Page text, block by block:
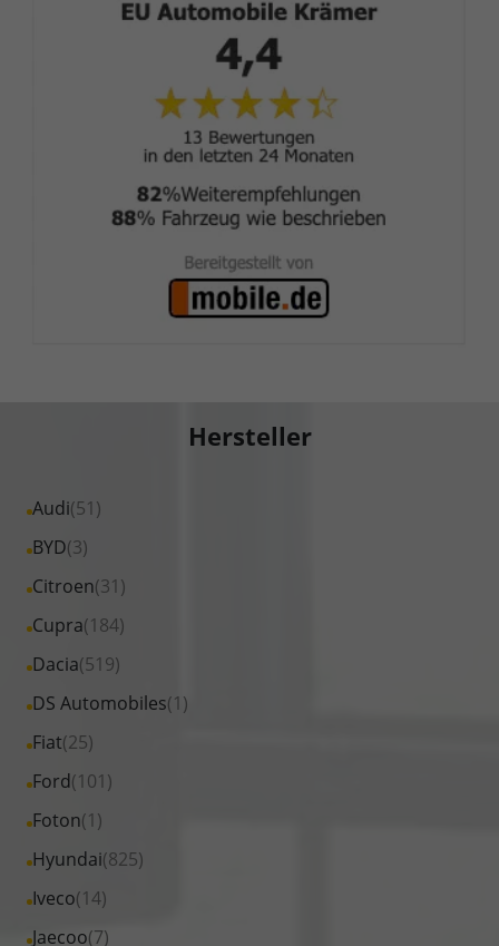
Hersteller
Audi(51)
Alle
Fahrzeuge
Audi
anzeigen
BYD(3)
Alle
Fahrzeuge
BYD
anzeigen
Citroen(31)
Alle
Fahrzeuge
Citroen
anzeigen
Cupra(184)
Alle
Fahrzeuge
Cupra
anzeigen
Dacia(519)
Alle
Fahrzeuge
Dacia
anzeigen
DS Automobiles(1)
Alle
Fahrzeuge
DS
Automobiles
anzeigen
Fiat(25)
Alle
Fahrzeuge
Fiat
anzeigen
Ford(101)
Alle
Fahrzeuge
Ford
anzeigen
Foton(1)
Alle
Fahrzeuge
Foton
anzeigen
Hyundai(825)
Alle
Fahrzeuge
Iveco(14)
Alle
Fahrzeuge
Jaecoo(7)
Alle